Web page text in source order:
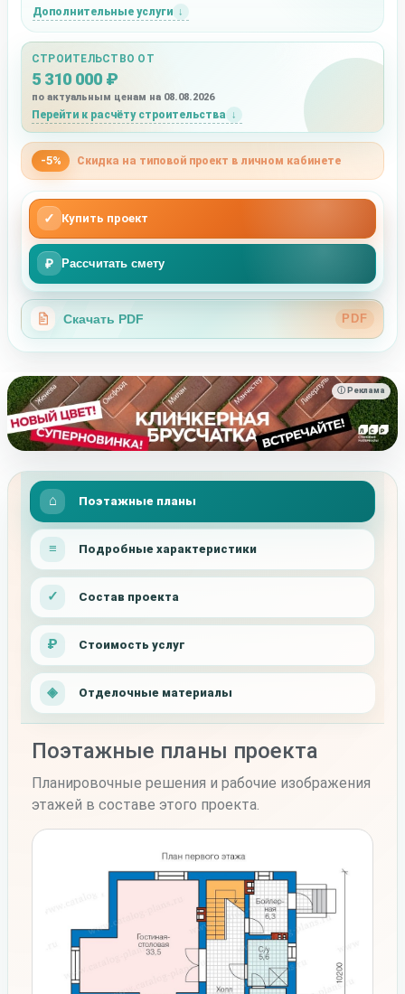
Дополнительные услуги
СТРОИТЕЛЬСТВО ОТ
5 310 000 ₽
по актуальным ценам на 08.08.2026
Перейти к расчёту строительства
-5% Скидка на типовой проект в личном кабинете
✓ Купить проект
₽ Рассчитать смету
Скачать PDF PDF
ⓘ Реклама
Поэтажные планы
Подробные характеристики
Состав проекта
Стоимость услуг
Отделочные материалы
Поэтажные планы проекта
Планировочные решения и рабочие изображения
этажей в составе этого проекта.